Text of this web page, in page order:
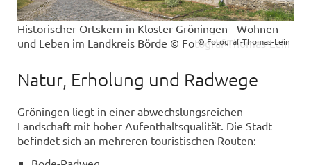
© Fotograf-Thomas-Lein
Historischer Ortskern in Kloster Gröningen - Wohnen
und Leben im Landkreis Börde © Fotograf-Thomas-Lein
Natur, Erholung und Radwege
Gröningen liegt in einer abwechslungsreichen
Landschaft mit hoher Aufenthaltsqualität. Die Stadt
befindet sich an mehreren touristischen Routen: